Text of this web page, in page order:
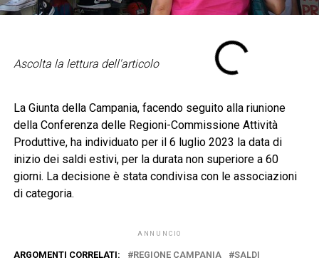
Ascolta la lettura dell'articolo
La Giunta della Campania, facendo seguito alla riunione
della Conferenza delle Regioni-Commissione Attività
Produttive, ha individuato per il 6 luglio 2023 la data di
inizio dei saldi estivi, per la durata non superiore a 60
giorni. La decisione è stata condivisa con le associazioni
di categoria.
ANNUNCIO
ARGOMENTI CORRELATI: REGIONE CAMPANIA SALDI